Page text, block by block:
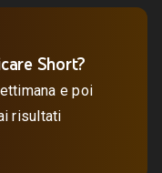
Short?
e poi
risultati